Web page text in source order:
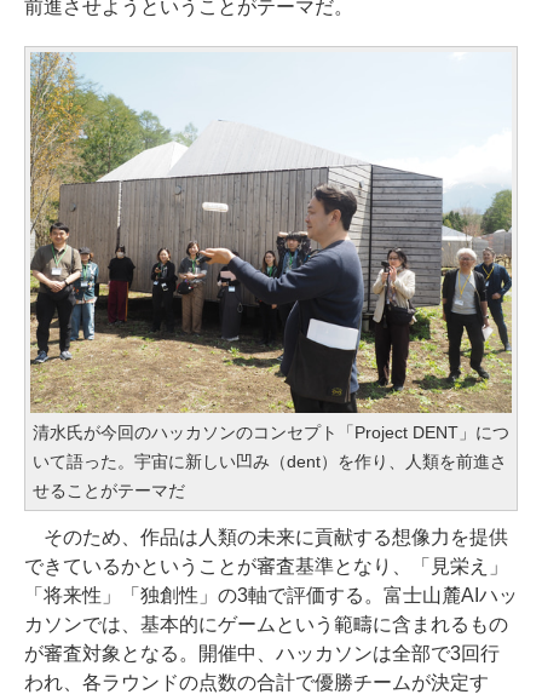
前進させようということがテーマだ。
清水氏が今回のハッカソンのコンセプト「Project DENT」につ
いて語った。宇宙に新しい凹み（dent）を作り、人類を前進さ
せることがテーマだ
そのため、作品は人類の未来に貢献する想像力を提供
できているかということが審査基準となり、「見栄え」
「将来性」「独創性」の3軸で評価する。富士山麓AIハッ
カソンでは、基本的にゲームという範疇に含まれるもの
が審査対象となる。開催中、ハッカソンは全部で3回行
われ、各ラウンドの点数の合計で優勝チームが決定す